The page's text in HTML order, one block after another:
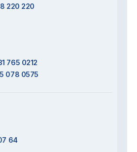
220 220
765 0212
078 0575
64